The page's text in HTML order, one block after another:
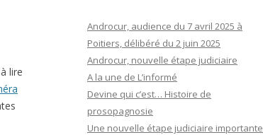
lire
Androcur, audience du 7 avril 2025 à
Poitiers, délibéré du 2 juin 2025
Androcur, nouvelle étape judiciaire
A la une de L’informé
Devine qui c’est… Histoire de
prosopagnosie
Une nouvelle étape judiciaire importante